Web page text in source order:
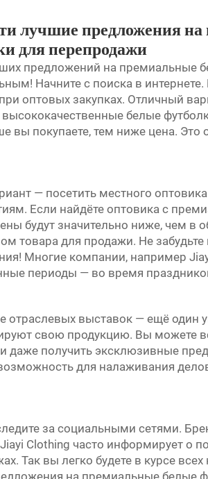
лучшие предложения
для перепродажи
предложений на премиальные
Начните с поиска в
оптовых закупках. Отличный
высококачественные белые
вы покупаете, тем ниже цена. Это
— посетить местного
Если найдёте оптовика с
будут значительно ниже, чем в
товара для продажи. Не
Многие компании, например
периоды — во время
отраслевых выставок — ещё один
свою продукцию. Вы можете
даже получить эксклюзивные
для налаживания
за социальными сетями.
Clothing часто информирует о
Так вы легко будете в курсе